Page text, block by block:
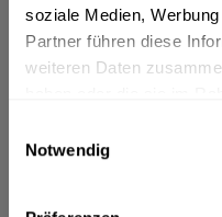
soziale Medien,
Partner führen diese
weiteren Daten
Notwendig
Artikel-Nr.:
21910
Verfügbar in:
mehr